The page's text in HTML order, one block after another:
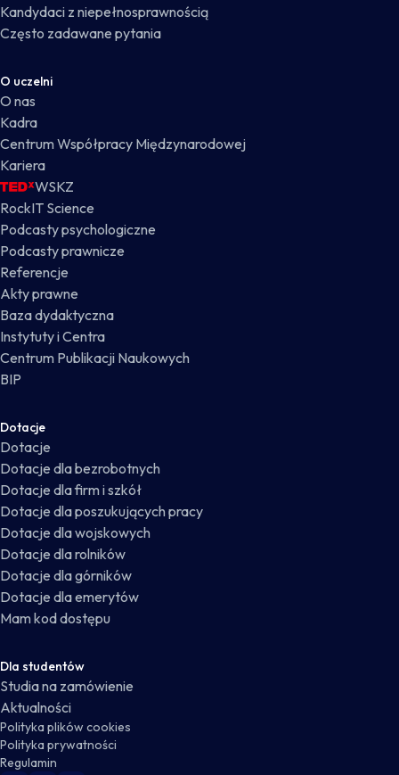
Kandydaci z niepełnosprawnością
Często zadawane pytania
O uczelni
O nas
Kadra
Centrum Współpracy Międzynarodowej
Kariera
WSKZ
RockIT Science
Podcasty psychologiczne
Podcasty prawnicze
Referencje
Akty prawne
Baza dydaktyczna
Instytuty i Centra
Centrum Publikacji Naukowych
BIP
Dotacje
Dotacje
Dotacje dla bezrobotnych
Dotacje dla firm i szkół
Dotacje dla poszukujących pracy
Dotacje dla wojskowych
Dotacje dla rolników
Dotacje dla górników
Dotacje dla emerytów
Mam kod dostępu
Dla studentów
Studia na zamówienie
Aktualności
Polityka plików cookies
Polityka prywatności
Regulamin